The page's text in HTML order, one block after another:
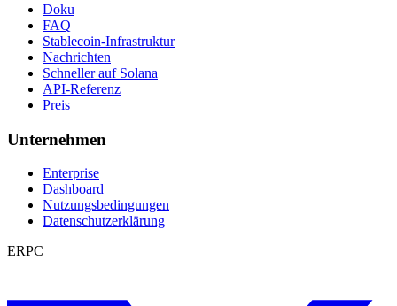
Doku
FAQ
Stablecoin-Infrastruktur
Nachrichten
Schneller auf Solana
API-Referenz
Preis
Unternehmen
Enterprise
Dashboard
Nutzungsbedingungen
Datenschutzerklärung
ERPC